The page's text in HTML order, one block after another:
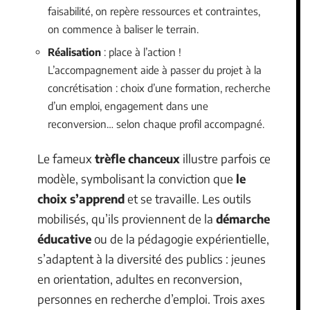
faisabilité, on repère ressources et contraintes,
on commence à baliser le terrain.
Réalisation : place à l’action !
L’accompagnement aide à passer du projet à la
concrétisation : choix d’une formation, recherche
d’un emploi, engagement dans une
reconversion… selon chaque profil accompagné.
Le fameux trèfle chanceux illustre parfois ce
modèle, symbolisant la conviction que le
choix s’apprendet se travaille. Les outils
mobilisés, qu’ils proviennent de la démarche
éducativeou de la pédagogie expérientielle,
s’adaptent à la diversité des publics : jeunes
en orientation, adultes en reconversion,
personnes en recherche d’emploi. Trois axes